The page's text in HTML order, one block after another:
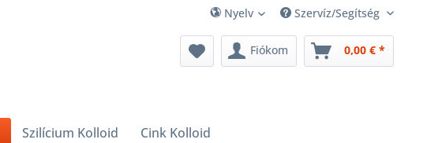
Nyelv Szervíz/Segítség
Fiókom 0,00 € *
Szilícium Kolloid Cink Kolloid